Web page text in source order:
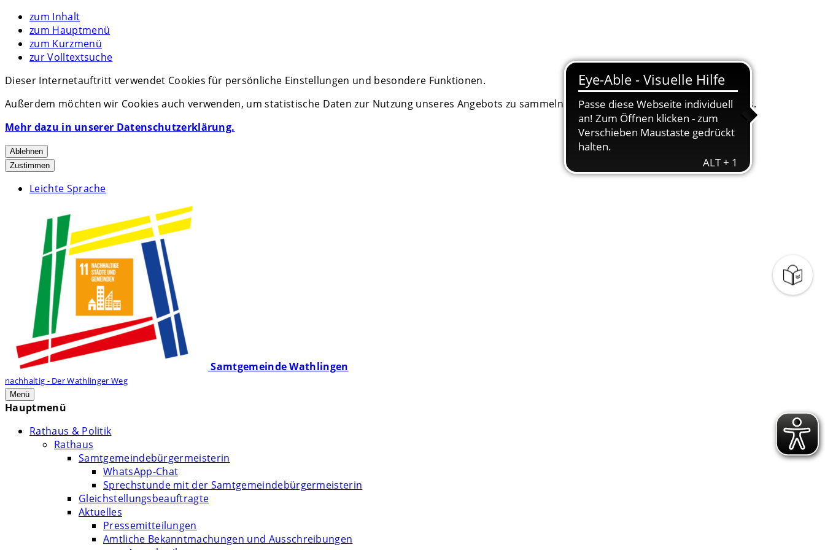
zum Inhalt
zum Hauptmenü
zum Kurzmenü
zur Volltextsuche
Dieser Internetauftritt verwendet Cookies für persönliche Einstellungen und besondere Funktionen.
Außerdem möchten wir Cookies auch verwenden, um statistische Daten zur Nutzung unseres Angebots zu sammeln. Dafür bitten wir um Ihr Einverständnis.
Mehr dazu in unserer Datenschutzerklärung.
Ablehnen
Zustimmen
Leichte Sprache
Samtgemeinde Wathlingen
nachhaltig - Der Wathlinger Weg
Menü
Hauptmenü
Rathaus & Politik
Rathaus
Samtgemeindebürgermeisterin
WhatsApp-Chat
Sprechstunde mit der Samtgemeindebürgermeisterin
Gleichstellungsbeauftragte
Aktuelles
Pressemitteilungen
Amtliche Bekanntmachungen und Ausschreibungen